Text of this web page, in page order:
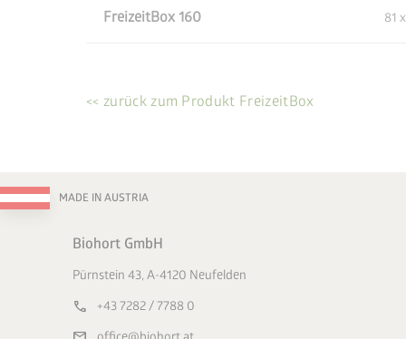
FreizeitBox 160 81
<< zurück zum Produkt FreizeitBox
MADE IN AUSTRIA
Biohort GmbH
Pürnstein 43, A-4120 Neufelden
call +43 7282 / 7788 0